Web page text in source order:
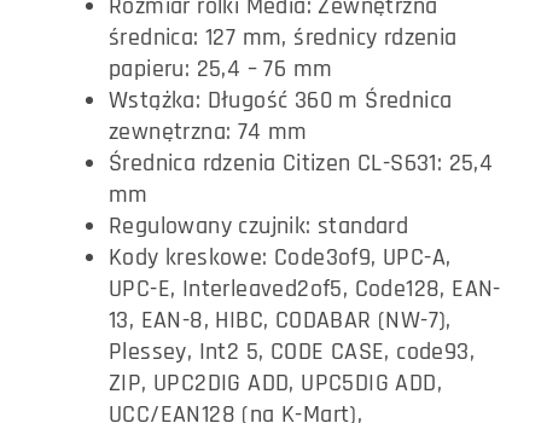
średnica: 127 mm, średnicy rdzenia
papieru: 25,4 – 76 mm
Wstążka: Długość 360 m Średnica
zewnętrzna: 74 mm
Średnica rdzenia Citizen CL-S631: 25,4
mm
Regulowany czujnik: standard
Kody kreskowe: Code3of9, UPC-A,
UPC-E, Interleaved2of5, Code128, EAN-
13, EAN-8, HIBC, CODABAR (NW-7),
Plessey, Int2 5, CODE CASE, code93,
ZIP, UPC2DIG ADD, UPC5DIG ADD,
UCC/EAN128 (na K-Mart),